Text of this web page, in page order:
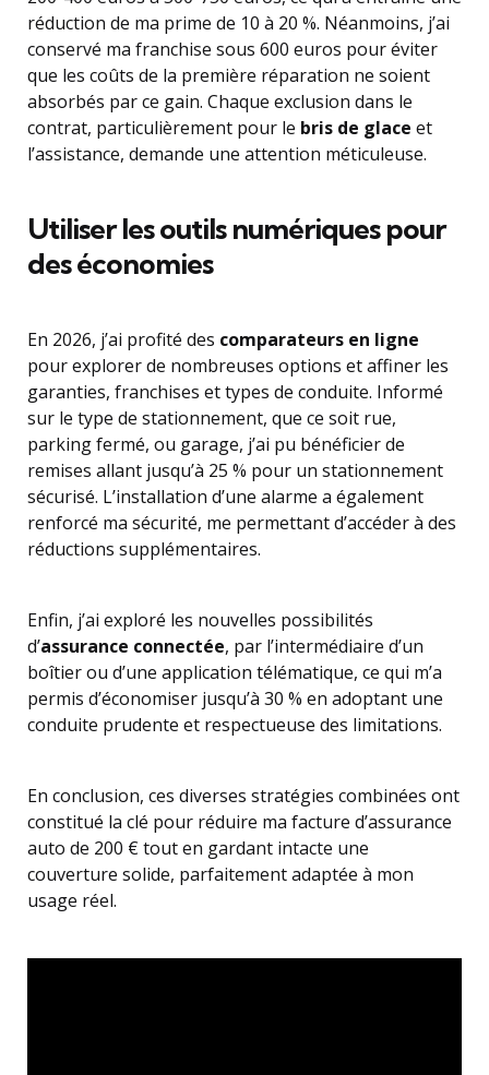
réduction de ma prime de 10 à 20 %. Néanmoins, j’ai
conservé ma franchise sous 600 euros pour éviter
que les coûts de la première réparation ne soient
absorbés par ce gain. Chaque exclusion dans le
contrat, particulièrement pour le bris de glace et
l’assistance, demande une attention méticuleuse.
Utiliser les outils numériques pour
des économies
En 2026, j’ai profité des comparateurs en ligne
pour explorer de nombreuses options et affiner les
garanties, franchises et types de conduite. Informé
sur le type de stationnement, que ce soit rue,
parking fermé, ou garage, j’ai pu bénéficier de
remises allant jusqu’à 25 % pour un stationnement
sécurisé. L’installation d’une alarme a également
renforcé ma sécurité, me permettant d’accéder à des
réductions supplémentaires.
Enfin, j’ai exploré les nouvelles possibilités
d’assurance connectée, par l’intermédiaire d’un
boîtier ou d’une application télématique, ce qui m’a
permis d’économiser jusqu’à 30 % en adoptant une
conduite prudente et respectueuse des limitations.
En conclusion, ces diverses stratégies combinées ont
constitué la clé pour réduire ma facture d’assurance
auto de 200 € tout en gardant intacte une
couverture solide, parfaitement adaptée à mon
usage réel.